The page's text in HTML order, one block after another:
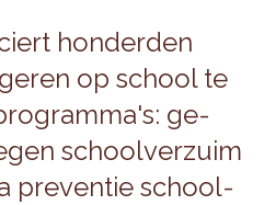
hon­der­den
op school te
ge­
school­ver­zuim
pre­ven­tie school­